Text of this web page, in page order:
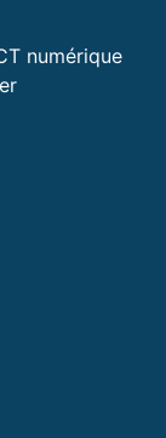
numérique